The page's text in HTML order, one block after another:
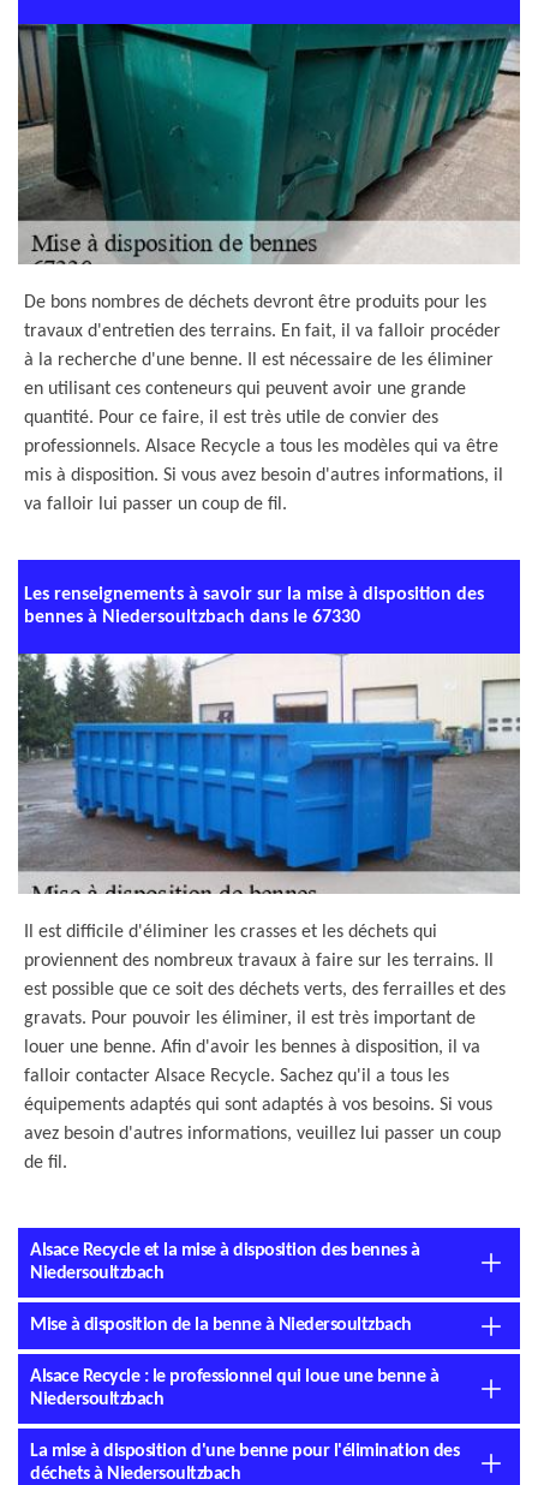
De bons nombres de déchets devront être produits pour les
travaux d'entretien des terrains. En fait, il va falloir procéder
à la recherche d'une benne. Il est nécessaire de les éliminer
en utilisant ces conteneurs qui peuvent avoir une grande
quantité. Pour ce faire, il est très utile de convier des
professionnels. Alsace Recycle a tous les modèles qui va être
mis à disposition. Si vous avez besoin d'autres informations, il
va falloir lui passer un coup de fil.
Les renseignements à savoir sur la mise à disposition des
bennes à Niedersoultzbach dans le 67330
Il est difficile d'éliminer les crasses et les déchets qui
proviennent des nombreux travaux à faire sur les terrains. Il
est possible que ce soit des déchets verts, des ferrailles et des
gravats. Pour pouvoir les éliminer, il est très important de
louer une benne. Afin d'avoir les bennes à disposition, il va
falloir contacter Alsace Recycle. Sachez qu'il a tous les
équipements adaptés qui sont adaptés à vos besoins. Si vous
avez besoin d'autres informations, veuillez lui passer un coup
de fil.
Alsace Recycle et la mise à disposition des bennes à
Niedersoultzbach
Mise à disposition de la benne à Niedersoultzbach
Alsace Recycle : le professionnel qui loue une benne à
Niedersoultzbach
La mise à disposition d'une benne pour l'élimination des
déchets à Niedersoultzbach